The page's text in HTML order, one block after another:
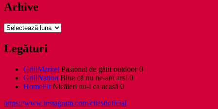
Arhive
Arhive
Legături
GrillMarket Pasionat de gătit outdoor 0
GrillNation Bine că nu ne-am ars! 0
HomeFit Nicăieri nu-i ca acasă 0
https://www.instagram.com/citestioficial